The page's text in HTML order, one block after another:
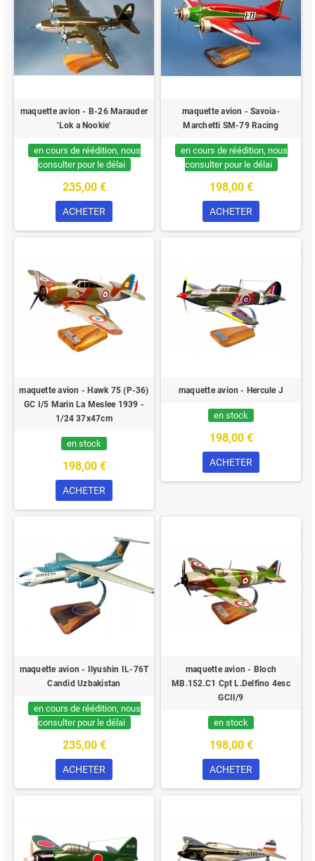
maquette avion - B-26 Marauder
'Lok a Nookie'
en cours de réédition, nous
consulter pour le délai
235,00 €
ACHETER
maquette avion - Savoia-
Marchetti SM-79 Racing
en cours de réédition, nous
consulter pour le délai
198,00 €
ACHETER
maquette avion - Hawk 75 (P-36)
GC I/5 Marin La Meslee 1939 -
1/24 37x47cm
en stock
198,00 €
ACHETER
maquette avion - Hercule J
en stock
198,00 €
ACHETER
maquette avion - Ilyushin IL-76T
Candid Uzbakistan
en cours de réédition, nous
consulter pour le délai
235,00 €
ACHETER
maquette avion - Bloch
MB.152.C1 Cpt L.Delfino 4esc
GCII/9
en stock
198,00 €
ACHETER